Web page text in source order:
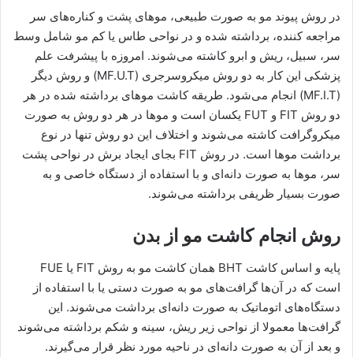
در روش پیوند مو به صورت طبیعی، موهای پشت و کناره‌های سر
مراجعه کننده، برداشته شده و در نواحی طاس یا کم مو شامل وسط
سر، سبیل، ریش و ابرو کاشته می‌شوند. امروزه با پیشرفت علم
پزشکی این کار به دو روش میکروسرجری (MF.U.T) و روش دیگر
(MF.I.T) انجام می‌شود. طریقه کاشت موهای برداشته شده در هر
دو روش FIT و FUT یکسان است و موها در هر دو روش به صورت
میکروگرافت کاشته می‌شوند و اختلاف این دو روش تنها در نوع
برداشت موها است. در روش FIT بجای ایجاد برش در نواحی پشت
سر، موها به صورت دانه‌ای و با استفاده از دستگاه خاصی و به
صورت بسیار ظریفی برداشته می‌شوند.
روش انجام کاشت مو از بدن
پایه و اساس کاشت BHT همان کاشت مو به روش FIT یا FUE
است که در آن‌ها گرافت‌های مو به صورت دستی یا با استفاده از
دستگاه‌های اتوماتیک به صورت دانه‌ای برداشت می‌شوند. این
گرافت‌ها معمولا از نواحی زیر ریش، سینه و شکم برداشته می‌شوند
و بعد از آن به صورت دانه‌ای در ناحیه مورد نظر قرار می‌گیرند.